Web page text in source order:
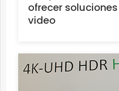
ofrecer
video